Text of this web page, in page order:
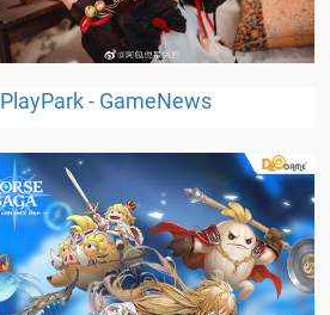
PlayPark - GameNews